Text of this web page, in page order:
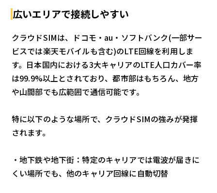
広いエリアで接続しやすい
クラウドSIMは、ドコモ・au・ソフトバンク(一部サー
ビスでは楽天モバイルも含む)のLTE回線を利用しま
す。日本国内における3大キャリアのLTE人口カバー率
は99.9%以上とされており、都市部はもちろん、地方
や山間部でも広範囲で通信可能です。
特に以下のような場所で、クラウドSIMの強みが発揮
されます。
・地下鉄や地下街：特定のキャリアでは電波が届きに
くい場所でも、他のキャリア回線に自動切替